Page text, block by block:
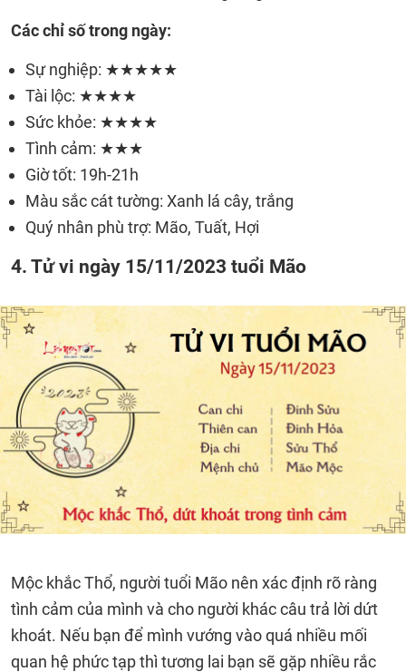
Các chỉ số trong ngày:
Sự nghiệp: ★★★★★
Tài lộc: ★★★★
Sức khỏe: ★★★★
Tình cảm: ★★★
Giờ tốt: 19h-21h
Màu sắc cát tường: Xanh lá cây, trắng
Quý nhân phù trợ: Mão, Tuất, Hợi
4. Tử vi ngày 15/11/2023 tuổi Mão
Mộc khắc Thổ, người tuổi Mão nên xác định rõ ràng
tình cảm của mình và cho người khác câu trả lời dứt
khoát. Nếu bạn để mình vướng vào quá nhiều mối
quan hệ phức tạp thì tương lai bạn sẽ gặp nhiều rắc